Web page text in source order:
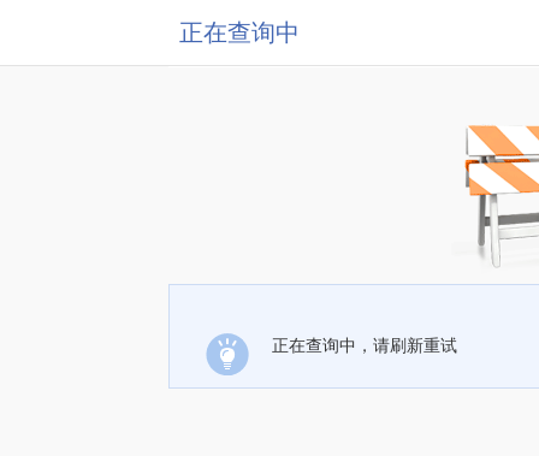
正在查询中
正在查询中，请刷新重试